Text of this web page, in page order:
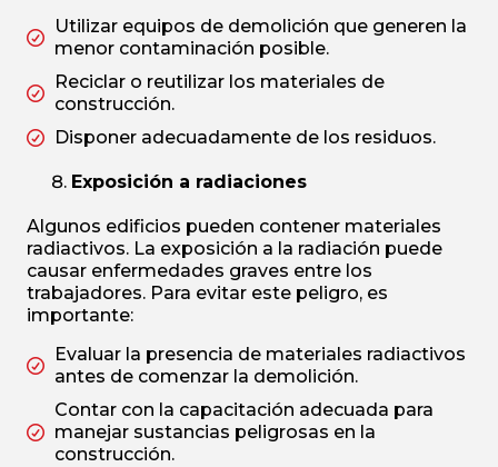
Utilizar equipos de demolición que generen la
menor contaminación posible.
Reciclar o reutilizar los materiales de
construcción.
Disponer adecuadamente de los residuos.
Exposición a radiaciones
Algunos edificios pueden contener materiales
radiactivos. La exposición a la radiación puede
causar enfermedades graves entre los
trabajadores. Para evitar este peligro, es
importante:
Evaluar la presencia de materiales radiactivos
antes de comenzar la demolición.
Contar con la capacitación adecuada para
manejar sustancias peligrosas en la
construcción.